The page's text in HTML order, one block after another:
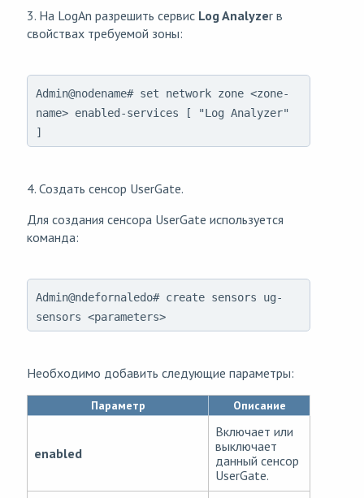
3. На LogAn разрешить сервис Log Analyzer в
свойствах требуемой зоны:
Admin@nodename# set network zone <zone-
name> enabled-services [ "Log Analyzer"
]
4. Создать сенсор UserGate.
Для создания сенсора UserGate используется
команда:
Admin@ndefornaledo# create sensors ug-
sensors <parameters>
Необходимо добавить следующие параметры:
Параметр Описание
enabled
Включает или
выключает
данный сенсор
UserGate.